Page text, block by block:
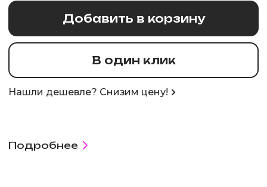
Добавить в корзину
В один клик
Нашли дешевле? Снизим цену!
Подробнее